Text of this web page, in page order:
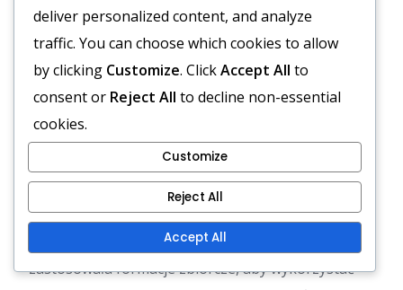
Kilka drużyn skutecznie wykorzystało formacje
zbiorcze do tworzenia mismatches defensywnych,
co prowadziło do znaczących wyników w meczach.
Na przykład, jedna znana drużyna NFL
wykorzystała formacje zbiorcze, aby izolować
swojego gwiazdowego odbiorcę przeciwko
wolniejszemu cornerbackowi, co zaowocowało
wieloma przyłożeniami.
W futbolu uniwersyteckim, jedna drużyna
zastosowała formacje zbiorcze, aby wykorzystać
deliver personalized content, and analyze
traffic. You can choose which cookies to allow
by clicking Customize. ClickAccept All to
consent or Reject All to decline non-essential
cookies.
Customize
Reject All
Accept All